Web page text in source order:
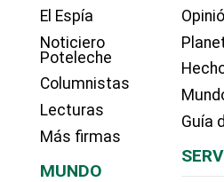
El Espía
Noticiero
Poteleche
Columnistas
Lecturas
Más firmas
MUNDO
Guía